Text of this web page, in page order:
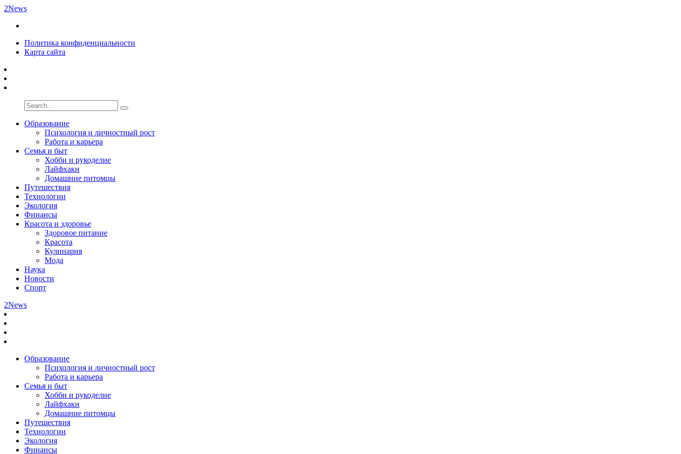
2News
Политика конфиденциальности
Карта сайта
Образование
Психология и личностный рост
Работа и карьера
Семья и быт
Хобби и рукоделие
Лайфхаки
Домашние питомцы
Путешествия
Технологии
Экология
Финансы
Красота и здоровье
Здоровое питание
Красота
Кулинария
Мода
Наука
Новости
Спорт
2News
Образование
Психология и личностный рост
Работа и карьера
Семья и быт
Хобби и рукоделие
Лайфхаки
Домашние питомцы
Путешествия
Технологии
Экология
Финансы